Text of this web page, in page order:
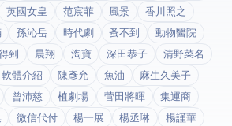
英國女皇 范宸菲 風景
香川照之
孫沁岳 時代劇 蚤不到
動物醫院
到app 晨翔 淘寶 深田恭子
清野菜名
軟體介紹 陳彥允 魚油
麻生久美子
曾沛慈 植劇場 菅田將暉
集運商
微信代付 楊一展 楊丞琳 楊謹華